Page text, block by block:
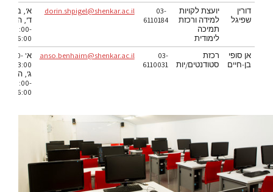
דורין
שפיגל
יועצת לקויות
למידה ורכזת
תמיכה
לימודית
03-
6110184
dorin.shpigel@shenkar.ac.il
א', ב',
ד', ה'
09:00-
16:00
אן סופי
בן-חיים
רכזת
סטודנטים/יות
03-
6110031
anso.benhaim@shenkar.ac.il
א' 9:00-
13:00
ג', ה'
9:00-
16:00